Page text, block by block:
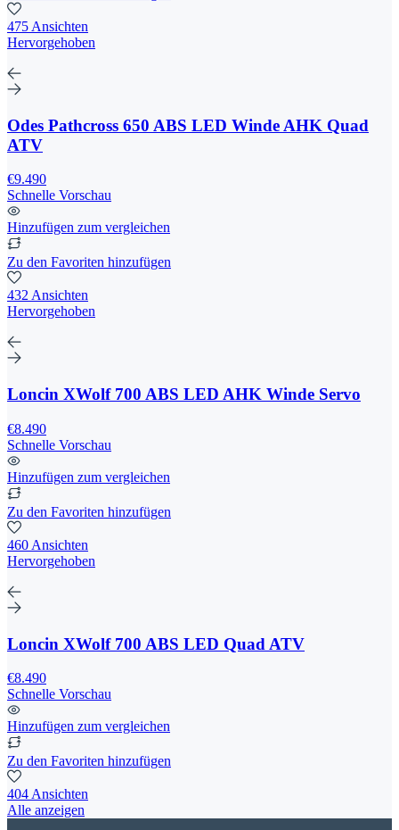
475 Ansichten
Hervorgehoben
Odes Pathcross 650 ABS LED Winde AHK Quad
ATV
€9.490
Schnelle Vorschau
Hinzufügen zum vergleichen
Zu den Favoriten hinzufügen
432 Ansichten
Hervorgehoben
Loncin XWolf 700 ABS LED AHK Winde Servo
€8.490
Schnelle Vorschau
Hinzufügen zum vergleichen
Zu den Favoriten hinzufügen
460 Ansichten
Hervorgehoben
Loncin XWolf 700 ABS LED Quad ATV
€8.490
Schnelle Vorschau
Hinzufügen zum vergleichen
Zu den Favoriten hinzufügen
404 Ansichten
Alle anzeigen